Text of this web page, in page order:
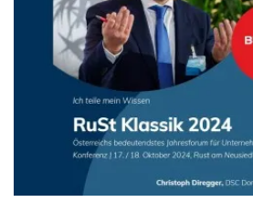
EXPERTISE
TEAM
NEWS
KARRIERE